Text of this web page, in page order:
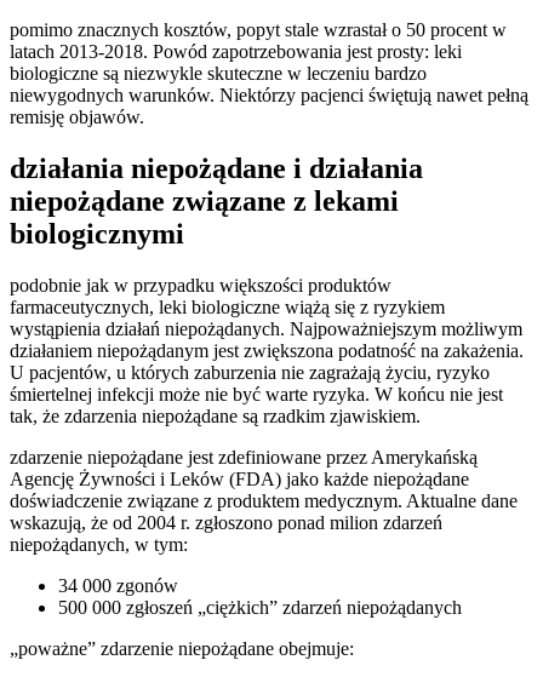
pomimo znacznych kosztów, popyt stale wzrastał o 50 procent w
latach 2013-2018. Powód zapotrzebowania jest prosty: leki
biologiczne są niezwykle skuteczne w leczeniu bardzo
niewygodnych warunków. Niektórzy pacjenci świętują nawet pełną
remisję objawów.
działania niepożądane i działania
niepożądane związane z lekami
biologicznymi
podobnie jak w przypadku większości produktów
farmaceutycznych, leki biologiczne wiążą się z ryzykiem
wystąpienia działań niepożądanych. Najpoważniejszym możliwym
działaniem niepożądanym jest zwiększona podatność na zakażenia.
U pacjentów, u których zaburzenia nie zagrażają życiu, ryzyko
śmiertelnej infekcji może nie być warte ryzyka. W końcu nie jest
tak, że zdarzenia niepożądane są rzadkim zjawiskiem.
zdarzenie niepożądane jest zdefiniowane przez Amerykańską
Agencję Żywności i Leków (FDA) jako każde niepożądane
doświadczenie związane z produktem medycznym. Aktualne dane
wskazują, że od 2004 r. zgłoszono ponad milion zdarzeń
niepożądanych, w tym:
34 000 zgonów
500 000 zgłoszeń „ciężkich” zdarzeń niepożądanych
„poważne” zdarzenie niepożądane obejmuje: